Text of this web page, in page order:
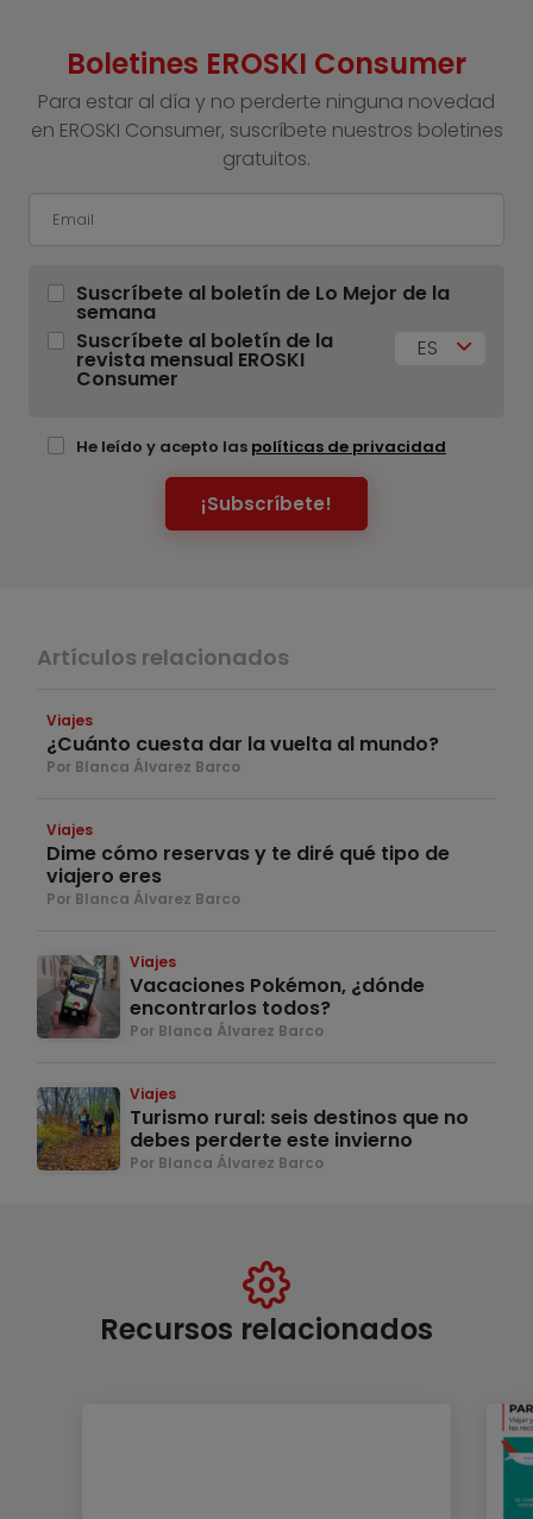
Boletines EROSKI Consumer
Para estar al día y no perderte ninguna novedad
en EROSKI Consumer, suscríbete nuestros boletines
gratuitos.
Suscríbete al boletín de Lo Mejor de la
semana
Suscríbete al boletín de la
revista mensual EROSKI
Consumer
ES
He leído y acepto las políticas de privacidad
¡Subscríbete!
Artículos relacionados
Viajes
¿Cuánto cuesta dar la vuelta al mundo?
Por Blanca Álvarez Barco
Viajes
Dime cómo reservas y te diré qué tipo de
viajero eres
Por Blanca Álvarez Barco
Viajes
Vacaciones Pokémon, ¿dónde
encontrarlos todos?
Por Blanca Álvarez Barco
Viajes
Turismo rural: seis destinos que no
debes perderte este invierno
Por Blanca Álvarez Barco
Recursos relacionados